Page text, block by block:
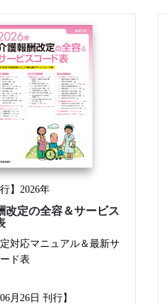
】2026年
改定の全容＆サービス
対応マニュアル＆最新サ
ド表
月26日 刊行】